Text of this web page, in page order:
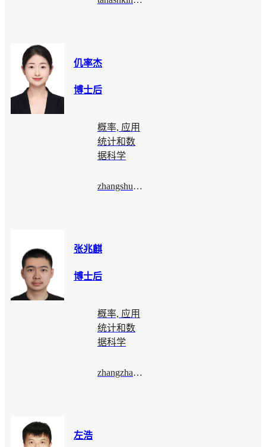
仉率杰
博士后
概率, 应用
统计和数
据科学
zhangshuaijie@bimsa.cn
张兆麒
博士后
概率, 应用
统计和数
据科学
zhangzhaoqi@bimsa.cn
左浩